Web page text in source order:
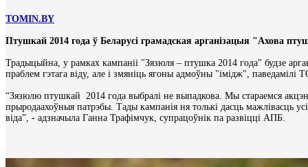
TOMIN.BY
Птушкай 2014 года ў Беларусі грамадская арганізацыя "Ахова
Традыцыйна, у рамках кампаніі "Зязюля – птушка 2014 года" будзе
праблем гэтага віду, але і змяніць ягоны адмоўны "імідж",
“Зязюлю птушкай 2014 года выбралі не выпадкова. Мы стараемся
прыродаахоўныя патрэбы. Тады кампанія ня толькі дасць мажлівасць
віда”, - адзначыла Ганна Трафімчук, супрацоўнік па развіцці АПБ.